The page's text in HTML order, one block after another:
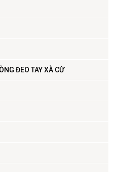
ĐEO TAY XÀ CỪ